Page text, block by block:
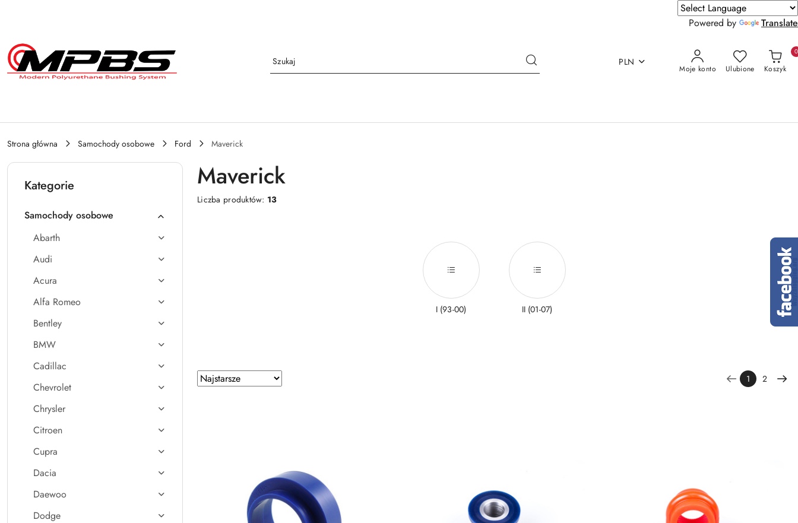
Powered by
Translate
Przejdź do treści głównej
Przejdź do wyszukiwarki
Przejdź do moje konto
Przejdź do menu głównego
Przejdź do stopki
PLN
Moje konto Ulubione Koszyk
0
Strona główna Samochody osobowe Ford Maverick
Kategorie
Samochody osobowe
Abarth
Audi
Acura
Alfa Romeo
Bentley
BMW
Cadillac
Chevrolet
Chrysler
Citroen
Cupra
Dacia
Daewoo
Dodge
Maverick
Liczba produktów: 13
I (93-00) II (01-07)
Zastosowano
sortowanie:
Sortuj
według
1 2